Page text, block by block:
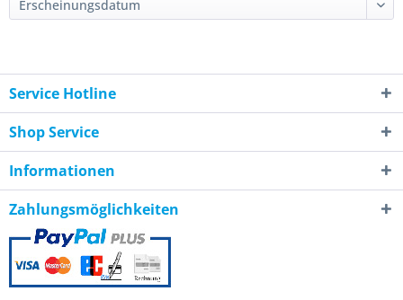
Service Hotline
Shop Service
Informationen
Zahlungsmöglichkeiten